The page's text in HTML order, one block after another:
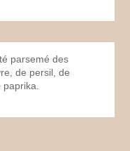
parsemé des
de persil, de